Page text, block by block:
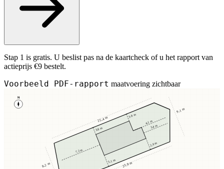
Stap 1 is gratis. U beslist pas na de kaartcheck of u het rapport van
actieprijs €9 bestelt.
Voorbeeld PDF-rapport maatvoering zichtbaar
N
3,8 m
3,8 m
5,1 m
2,9 m
7,2 m
3,4 m
4,1 m
25,4 m
23,8 m
8,2 m
9,1 m